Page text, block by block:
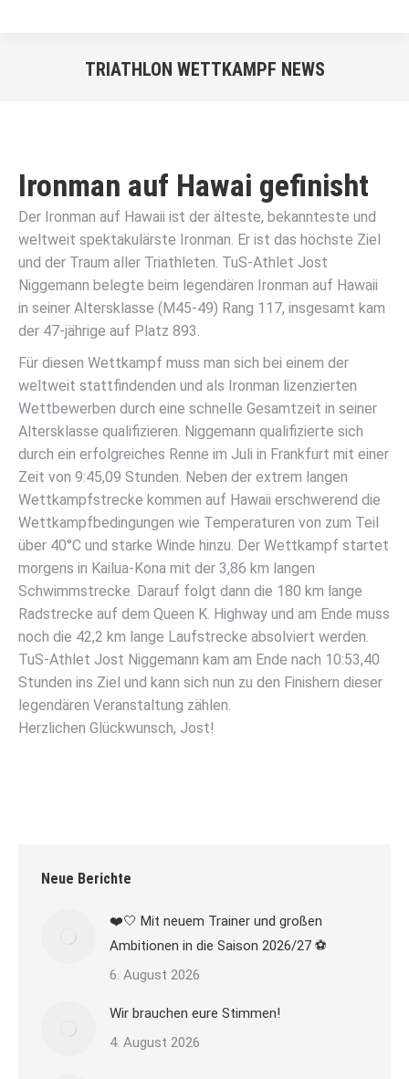
TRIATHLON WETTKAMPF NEWS
Ironman auf Hawai gefinisht
Der Ironman auf Hawaii ist der älteste, bekannteste und
weltweit spektakulärste Ironman. Er ist das höchste Ziel
und der Traum aller Triathleten. TuS-Athlet Jost
Niggemann belegte beim legendären Ironman auf Hawaii
in seiner Altersklasse (M45-49) Rang 117, insgesamt kam
der 47-jährige auf Platz 893.
Für diesen Wettkampf muss man sich bei einem der
weltweit stattfindenden und als Ironman lizenzierten
Wettbewerben durch eine schnelle Gesamtzeit in seiner
Altersklasse qualifizieren. Niggemann qualifizierte sich
durch ein erfolgreiches Renne im Juli in Frankfurt mit einer
Zeit von 9:45,09 Stunden. Neben der extrem langen
Wettkampfstrecke kommen auf Hawaii erschwerend die
Wettkampfbedingungen wie Temperaturen von zum Teil
über 40°C und starke Winde hinzu. Der Wettkampf startet
morgens in Kailua-Kona mit der 3,86 km langen
Schwimmstrecke. Darauf folgt dann die 180 km lange
Radstrecke auf dem Queen K. Highway und am Ende muss
noch die 42,2 km lange Laufstrecke absolviert werden.
TuS-Athlet Jost Niggemann kam am Ende nach 10:53,40
Stunden ins Ziel und kann sich nun zu den Finishern dieser
legendären Veranstaltung zählen.
Herzlichen Glückwunsch, Jost!
Neue Berichte
❤️🤍 Mit neuem Trainer und großen
Ambitionen in die Saison 2026/27 ⚽
6. August 2026
Wir brauchen eure Stimmen!
4. August 2026